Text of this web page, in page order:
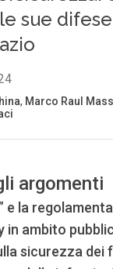
argomenti
e la
in ambito
sicurezza dei